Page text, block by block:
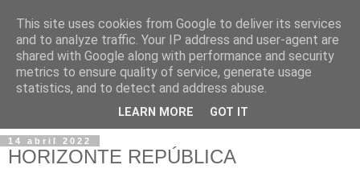
14 abril 2022
HORIZONTE REPÚBLICA
This site uses cookies from Google to deliver its services
and to analyze traffic. Your IP address and user-agent are
shared with Google along with performance and security
metrics to ensure quality of service, generate usage
statistics, and to detect and address abuse.
LEARN MORE GOT IT